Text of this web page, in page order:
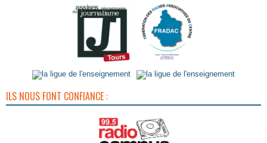
ILS NOUS FONT CONFIANCE :